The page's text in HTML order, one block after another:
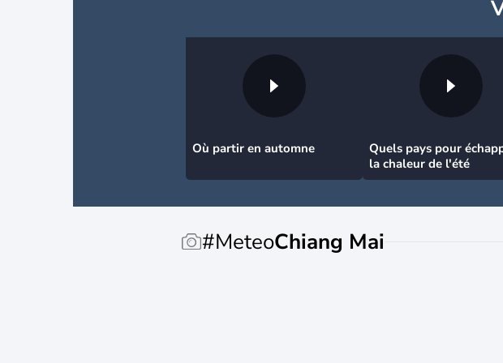
Où partir en automne
Quels pays pour
la chaleur de l'été
#MeteoChiang Mai